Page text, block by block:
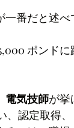
番だと述べ
ポンド
電気技師が挙
、認定取得